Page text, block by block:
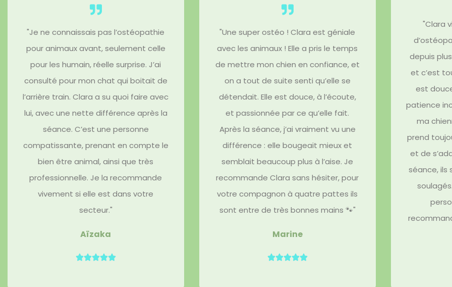
"Je ne connaissais pas l’ostéopathie
pour animaux avant, seulement celle
pour les humain, réelle surprise. J’ai
consulté pour mon chat qui boitait de
l’arrière train. Clara a su quoi faire avec
lui, avec une nette différence après la
séance. C’est une personne
compatissante, prenant en compte le
bien être animal, ainsi que très
professionnelle. Je la recommande
vivement si elle est dans votre
secteur."​
Aïzaka
"Une super ostéo ! Clara est géniale
avec les animaux ! Elle a pris le temps
de mettre mon chien en confiance, et
on a tout de suite senti qu’elle se
détendait. Elle est douce, à l’écoute,
et passionnée par ce qu’elle fait.
Après la séance, j’ai vraiment vu une
différence : elle bougeait mieux et
semblait beaucoup plus à l’aise. Je
recommande Clara sans hésiter, pour
votre compagnon à quatre pattes ils
sont entre de très bonnes mains 🐾"​
Marine
"Clara
depuis
et c’est
est
patience
ma
prend
et de
séance, ils